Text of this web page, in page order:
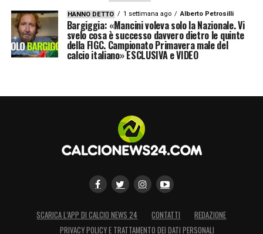
HANNO DETTO 1 settimana ago Alberto Petrosilli
Bargiggia: «Mancini voleva solo la Nazionale. Vi
svelo cosa è successo davvero dietro le quinte
della FIGC. Campionato Primavera male del
calcio italiano» ESCLUSIVA e VIDEO
SCARICA L’APP DI CALCIO NEWS 24 CONTATTI
REDAZIONE
PRIVACY POLICY E TRATTAMENTO DEI DATI PERSONALI